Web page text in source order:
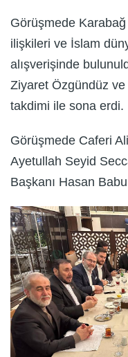
Görüşmede
ilişkileri ve İslam
alışverişinde
Ziyaret Özgündüz ve
takdimi ile sona erdi.
Görüşmede Caferi
Ayetullah Seyid
Başkanı Hasan